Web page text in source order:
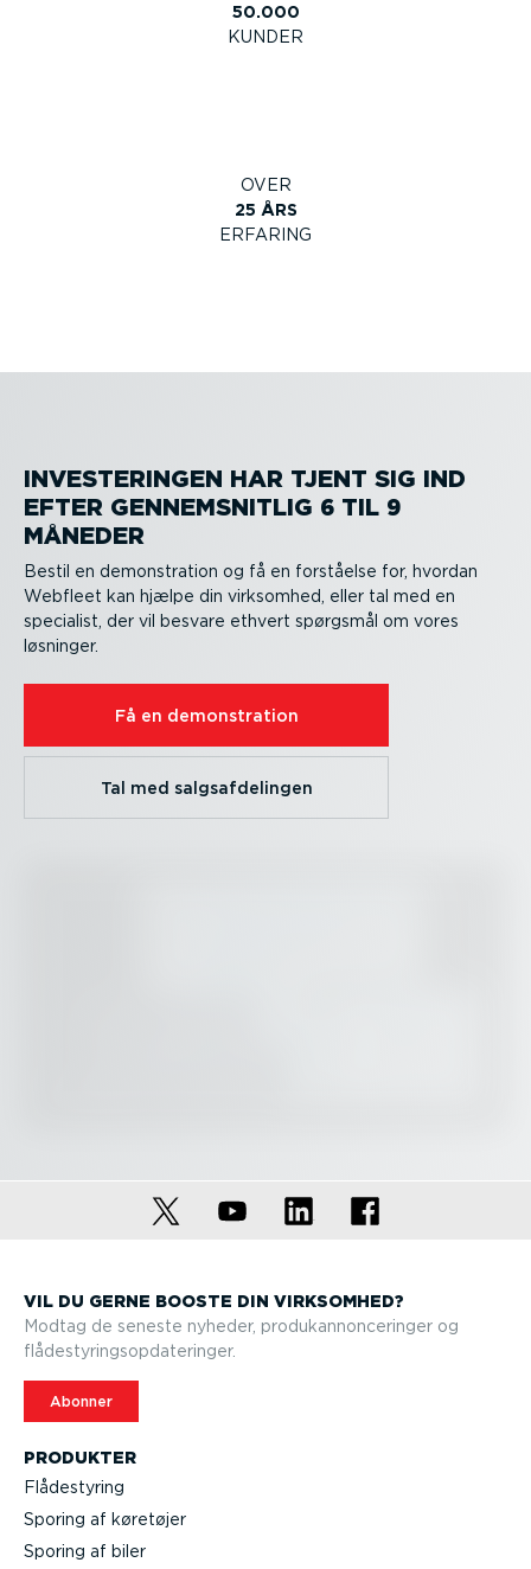
50.000
KUNDER
OVER
25 ÅRS
ERFARING
INVESTE­RINGEN HAR TJENT SIG IND
EFTER GENNEM­SNITLIG 6 TIL 9
MÅNEDER
Bestil en demon­stration og få en forståelse for, hvordan
Webfleet kan hjælpe din virksomhed, eller tal med en
specialist, der vil besvare ethvert spørgsmål om vores
løsninger.
Få en demon­stration
Tal med salgs­af­de­lingen
PRODUKTER
Flådestyring
Sporing af køretøjer
Sporing af biler
VIL DU GERNE BOOSTE DIN VIRKSOMHED?
Modtag de seneste nyheder, produkan­non­ce­ringer og
flådesty­rings­op­da­te­ringer.
Abonner